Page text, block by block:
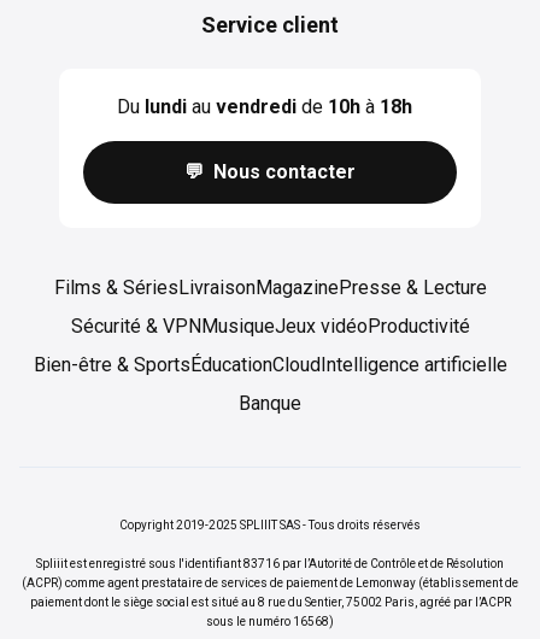
Service client
Du lundiau vendredide 10hà 18h
💬 Nous contacter
Films & SériesLivraisonMagazinePresse & Lecture
Sécurité & VPNMusiqueJeux vidéoProductivité
Bien-être & SportsÉducationCloudIntelligence artificielle
Banque
Copyright 2019-2025 SPLIIIT SAS - Tous droits réservés
Spliiit est enregistré sous l'identifiant 83716 par l’Autorité de Contrôle et de Résolution
(ACPR) comme agent prestataire de services de paiement de Lemonway (établissement de
paiement dont le siège social est situé au 8 rue du Sentier, 75002 Paris, agréé par l’ACPR
sous le numéro 16568)